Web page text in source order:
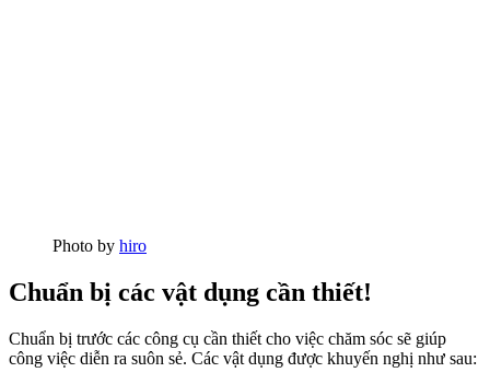
Photo by hiro
Chuẩn bị các vật dụng cần thiết!
Chuẩn bị trước các công cụ cần thiết cho việc chăm sóc sẽ giúp
công việc diễn ra suôn sẻ. Các vật dụng được khuyến nghị như sau: